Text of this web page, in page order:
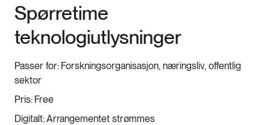
Spørretime
teknologiutlysninger
Passer for: Forskningsorganisasjon, næringsliv, offentlig
sektor
Pris: Free
Digitalt:Arrangementet strømmes